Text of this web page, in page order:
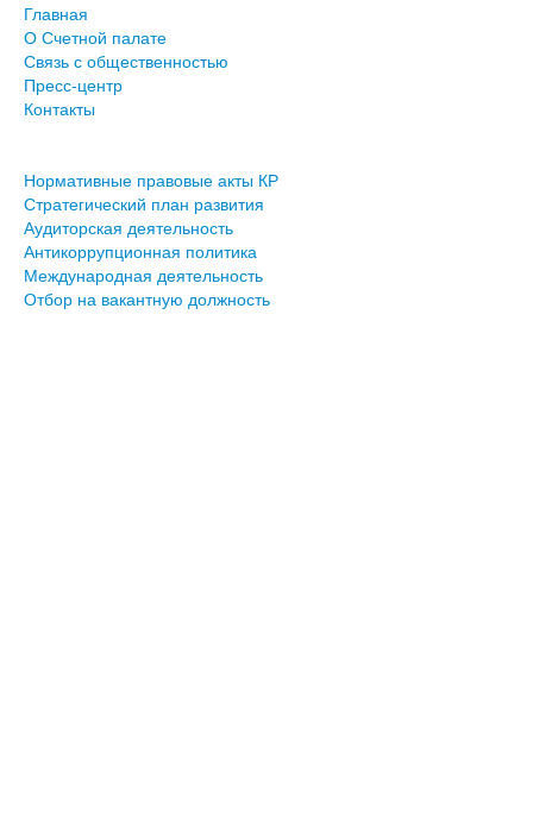
Главная
О Счетной палате
Связь с общественностью
Пресс-центр
Контакты
Нормативные правовые акты КР
Стратегический план развития
Аудиторская деятельность
Антикоррупционная политика
Международная деятельность
Отбор на вакантную должность